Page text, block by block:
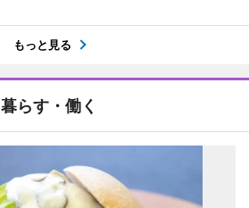
もっと見る
暮らす・働く